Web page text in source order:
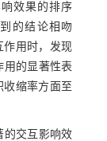
效果的排序
的结论相吻
作用时，发现
用的显著性表
缩率方面至
的交互影响效